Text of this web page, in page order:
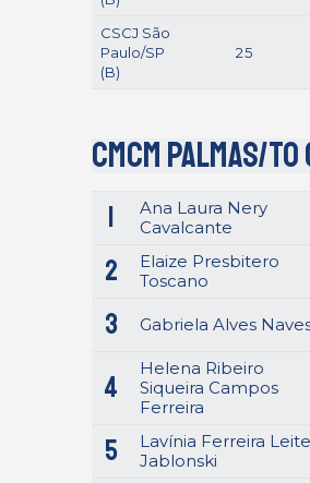
CSCJ São
Paulo/SP
(B)
25
CMCM Palmas/
1
Ana Laura Nery
Cavalcante
2
Elaize Presbitero
Toscano
3 Gabriela Alves
4
Helena Ribeiro
Siqueira Campos
Ferreira
5
Lavínia Ferreira Leite
Jablonski